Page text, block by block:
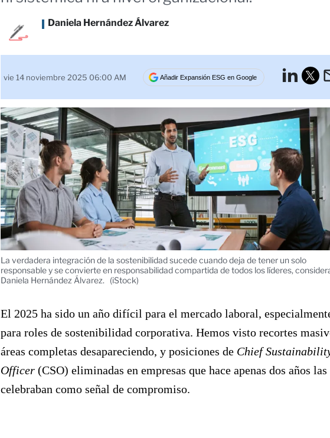
Daniela Hernández Álvarez
vie 14 noviembre 2025 06:00 AM Añadir Expansión ESG en Google
La verdadera integración de la sostenibilidad sucede cuando deja de tener un solo
responsable y se convierte en responsabilidad compartida de todos los líderes,
Daniela Hernández Álvarez.
(iStock)
El 2025 ha sido un año difícil para el mercado laboral,
para roles de sostenibilidad corporativa. Hemos visto recortes
áreas completas desapareciendo, y posiciones de Chief
Officer (CSO) eliminadas en empresas que hace apenas dos años las
celebraban como señal de compromiso.